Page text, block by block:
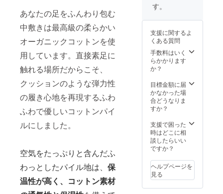
あなたの足をふんわり包む
中敷きは最高級の柔らかい
オーガニックコットンを使
用しています。直接素足に
触れる場所だからこそ、
クッションのような弾力性
の履き心地を再現するふわ
ふわで優しいコットンパイ
ルにしました。
空気をたっぷりと含んだふ
わっとしたパイル地は、 保
温性が高く、コットン素材
い。 ・
金に
は、ご
自宅ま
での送
料も含
お りま
す。 ・
製造状
況によ
時期が
遅れる
場合が
ござい
す。
支援に関するよ
くある質問
手数料はいく
らかかります
か？
目標金額に届
かなかった場
合どうなりま
すか？
支援で困った
時はどこに相
談したらいい
ですか？
ヘルプページを
見る